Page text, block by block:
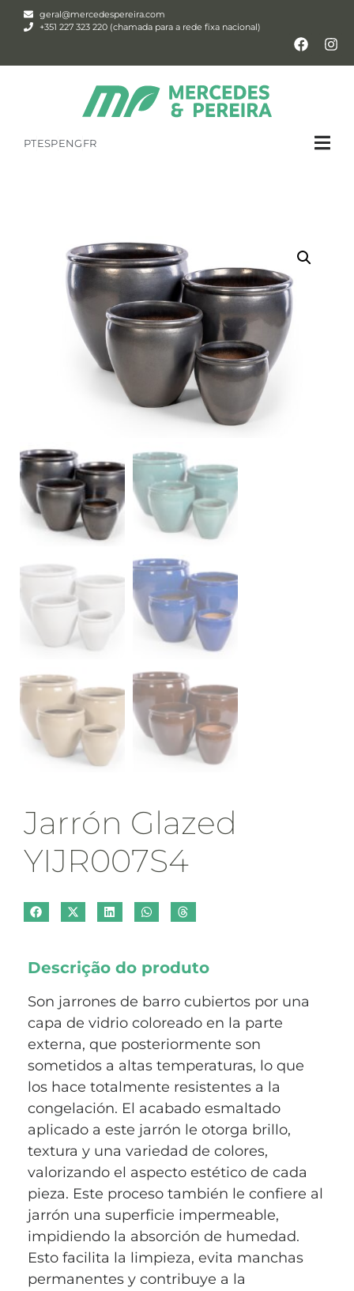
geral@mercedespereira.com
+351 227 323 220 (chamada para a rede fixa nacional)
PTESPENGFR
Jarrón Glazed
YIJR007S4
Descrição do produto
Son jarrones de barro cubiertos por una
capa de vidrio coloreado en la parte
externa, que posteriormente son
sometidos a altas temperaturas, lo que
los hace totalmente resistentes a la
congelación. El acabado esmaltado
aplicado a este jarrón le otorga brillo,
textura y una variedad de colores,
valorizando el aspecto estético de cada
pieza. Este proceso también le confiere al
jarrón una superficie impermeable,
impidiendo la absorción de humedad.
Esto facilita la limpieza, evita manchas
permanentes y contribuye a la